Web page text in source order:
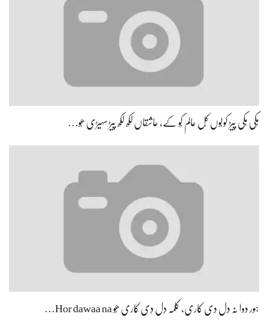
ہِکی ہِکی پیڑ کولُوں کُل عالم کُو کے، عاشقاں لکھ لکھ پیڑ سہیڑی ھُو…
ہور دوا نہ دِل دِی کاری، کلمہ دِل دِی کاری ھُو Hor dawaa na…